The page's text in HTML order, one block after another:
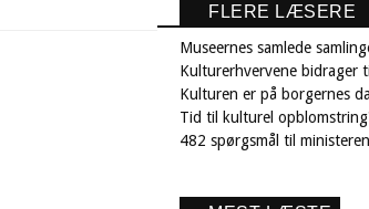
FLERE LÆSERE
Museernes samlede
Kulturerhvervene bidrager
Kulturen er på borgernes
Tid til kulturel
482 spørgsmål til ministeren